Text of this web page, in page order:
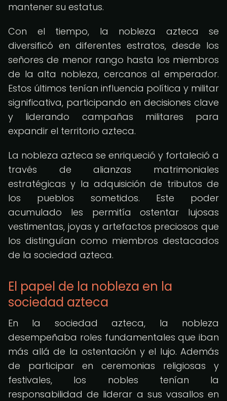
mantener su estatus.
Con el tiempo, la nobleza azteca se
diversificó en diferentes estratos, desde los
señores de menor rango hasta los miembros
de la alta nobleza, cercanos al emperador.
Estos últimos tenían influencia política y militar
significativa, participando en decisiones clave
y liderando campañas militares para
expandir el territorio azteca.
La nobleza azteca se enriqueció y fortaleció a
través de alianzas matrimoniales
estratégicas y la adquisición de tributos de
los pueblos sometidos. Este poder
acumulado les permitía ostentar lujosas
vestimentas, joyas y artefactos preciosos que
los distinguían como miembros destacados
de la sociedad azteca.
El papel de la nobleza en la
sociedad azteca
En la sociedad azteca, la nobleza
desempeñaba roles fundamentales que iban
más allá de la ostentación y el lujo. Además
de participar en ceremonias religiosas y
festivales, los nobles tenían la
responsabilidad de liderar a sus vasallos en